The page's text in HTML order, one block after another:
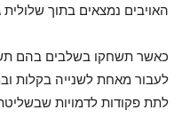
האויבים נמצאים בתוך שלולית
כאשר תשחקו בשלבים בהם
לעבור מאחת לשנייה בקלות
לתת פקודות לדמויות